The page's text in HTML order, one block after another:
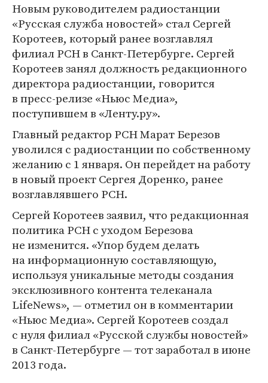
Новым руководителем радиостанции
«Русская служба новостей» стал Сергей
Коротеев, который ранее возглавлял
филиал РСН в Санкт-Петербурге. Сергей
Коротеев занял должность редакционного
директора радиостанции, говорится
в пресс-релизе «Ньюс Медиа»,
поступившем в «Ленту.ру».
Главный редактор РСН Марат Березов
уволился с радиостанции по собственному
желанию с 1 января. Он перейдет на работу
в новый проект Сергея Доренко, ранее
возглавлявшего РСН.
Сергей Коротеев заявил, что редакционная
политика РСН с уходом Березова
не изменится. «Упор будем делать
на информационную составляющую,
используя уникальные методы создания
эксклюзивного контента телеканала
LifeNews», — отметил он в комментарии
«Ньюс Медиа». Сергей Коротеев создал
с нуля филиал «Русской службы новостей»
в Санкт-Петербурге — тот заработал в июне
2013 года.